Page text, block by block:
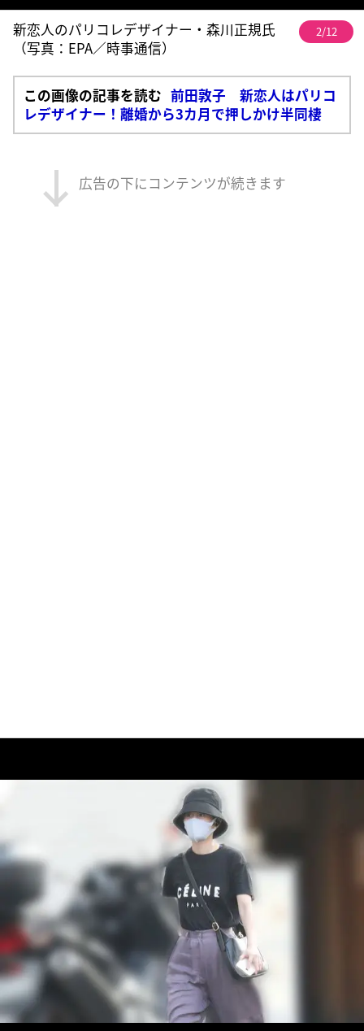
新恋人のパリコレデザイナー・森川正規氏
（写真：EPA／時事通信）
2/12
この画像の記事を読む 前田敦子 新恋人はパリコ
レデザイナー！離婚から3カ月で押しかけ半同棲
広告の下にコンテンツが続きます